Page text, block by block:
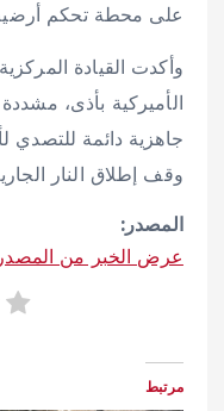
على محطة تحكم
وأكدت القيادة
الأميركية بأذى،
جاهزية دائمة للتصدي
وقف إطلاق النار
المصدر:
عرض الخبر من المصدر
مرتبط